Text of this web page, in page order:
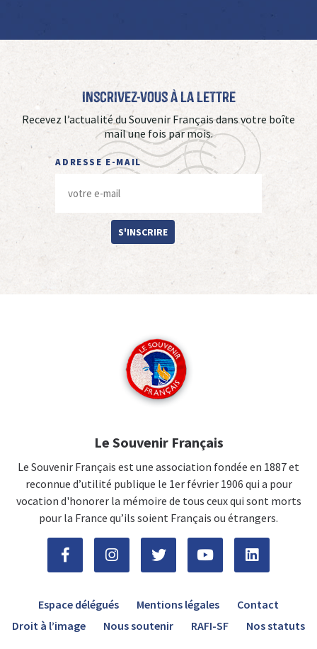
Inscrivez-vous à La Lettre
Recevez l’actualité du Souvenir Français dans votre boîte
mail une fois par mois.
ADRESSE E-MAIL
S'INSCRIRE
Le Souvenir Français
Le Souvenir Français est une association fondée en 1887 et
reconnue d’utilité publique le 1er février 1906 qui a pour
vocation d'honorer la mémoire de tous ceux qui sont morts
pour la France qu’ils soient Français ou étrangers.
Espace délégués Mentions légales
Contact
Droit à l’image
Nous soutenir RAFI-SF Nos statuts